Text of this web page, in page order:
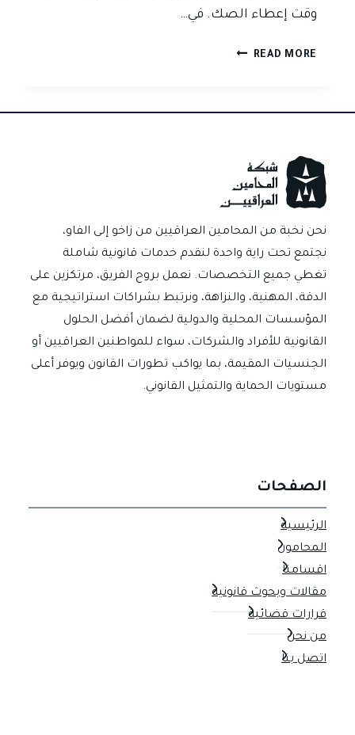
وقت إعطاء الصك. في…
READ MORE هل
للضمان
الجزائية
في
العراق؟
نحن نخبة من المحامين العراقيين من زاخو إلى الفاو،
نجتمع تحت راية واحدة لنقدم خدمات قانونية شاملة
تغطي جميع التخصصات. نعمل بروح الفريق، مرتكزين على
الدقة، المهنية، والنزاهة، ونرتبط بشراكات استراتيجية مع
المؤسسات المحلية والدولية لضمان أفضل الحلول
القانونية للأفراد والشركات، سواء للمواطنين العراقيين أو
الجنسيات المقيمة، بما يواكب تطورات القانون ويوفر أعلى
مستويات الحماية والتمثيل القانوني.
الصفحات
الرئيسية
المحامون
اقسامنا
مقالات وبحوث قانونية
قرارات قضائية
من نحن
اتصل بنا